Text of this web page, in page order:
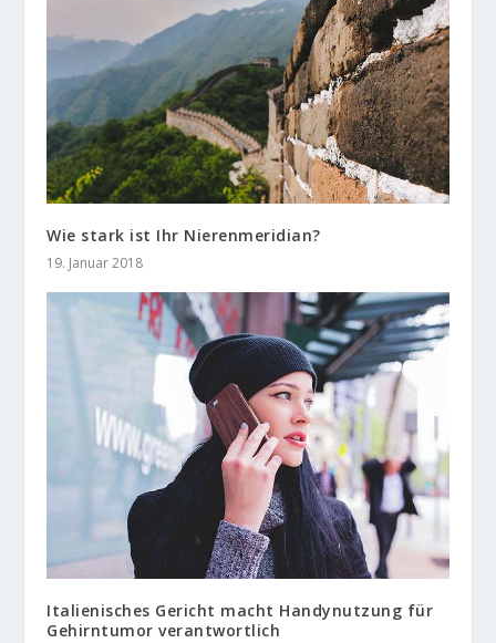
Wie stark ist Ihr Nierenmeridian?
19. Januar 2018
Italienisches Gericht macht Handynutzung für
Gehirntumor verantwortlich